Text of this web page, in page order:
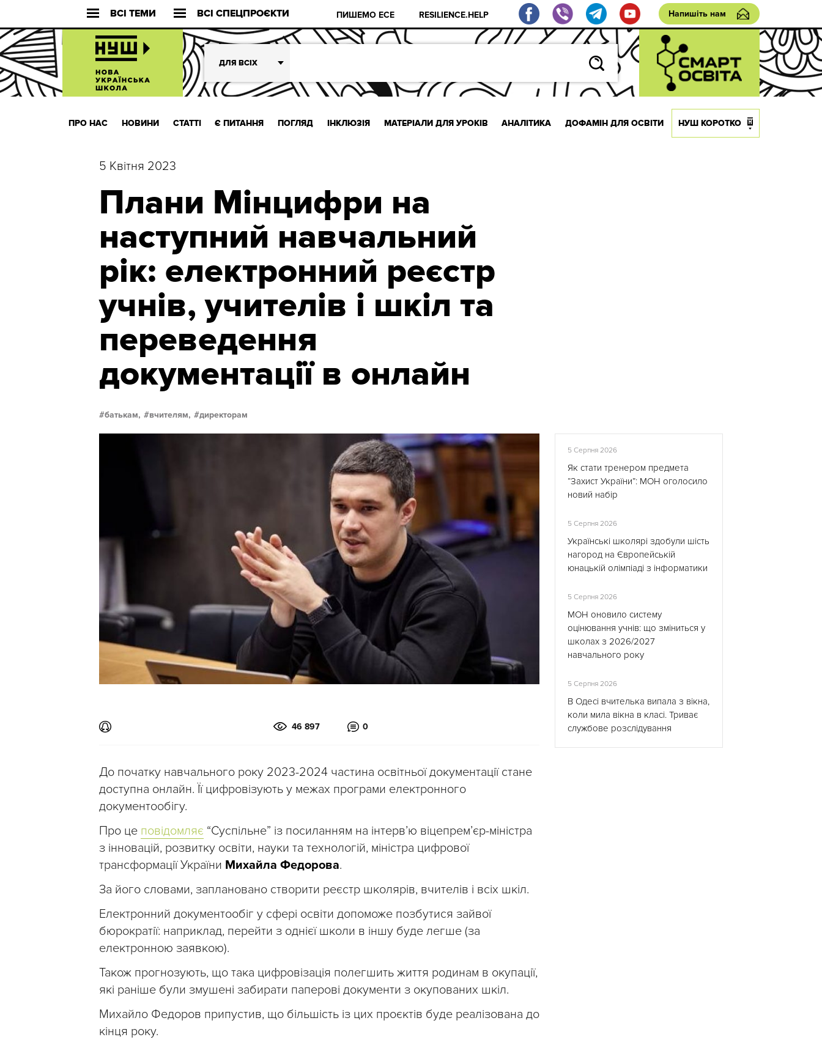
ВСІ ТЕМИ ВСІ СПЕЦПРОЄКТИ ПИШЕМО ЕСЕ RESILIENCE.HELP Напишіть нам
ДЛЯ ВСІХ
ПРО НАС НОВИНИ СТАТТІ Є ПИТАННЯ ПОГЛЯД ІНКЛЮЗІЯ МАТЕРІАЛИ ДЛЯ УРОКІВ АНАЛІТИКА ДОФАМІН ДЛЯ ОСВІТИ НУШ КОРОТКО
5 Квітня 2023
Плани Мінцифри на
наступний навчальний
рік: електронний реєстр
учнів, учителів і шкіл та
переведення
документації в онлайн
батькам, вчителям, директорам
46 897 0
До початку навчального року 2023-2024 частина освітньої документації стане
доступна онлайн. Її цифровізують у межах програми електронного
документообігу.
Про це повідомляє “Суспільне” із посиланням на інтерв’ю віцепрем’єр-міністра
з інновацій, розвитку освіти, науки та технологій, міністра цифрової
трансформації України Михайла Федорова.
За його словами, заплановано створити реєстр школярів, вчителів і всіх шкіл.
Електронний документообіг у сфері освіти допоможе позбутися зайвої
бюрократії: наприклад, перейти з однієї школи в іншу буде легше (за
електронною заявкою).
Також прогнозують, що така цифровізація полегшить життя родинам в окупації,
які раніше були змушені забирати паперові документи з окупованих шкіл.
Михайло Федоров припустив, що більшість із цих проєктів буде реалізована до
кінця року.
5 Серпня 2026
Як стати тренером предмета
“Захист України”: МОН оголосило
новий набір
5 Серпня 2026
Українські школярі здобули шість
нагород на Європейській
юнацькій олімпіаді з інформатики
5 Серпня 2026
МОН оновило систему
оцінювання учнів: що зміниться у
школах з 2026/2027
навчального року
5 Серпня 2026
В Одесі вчителька випала з вікна,
коли мила вікна в класі. Триває
службове розслідування